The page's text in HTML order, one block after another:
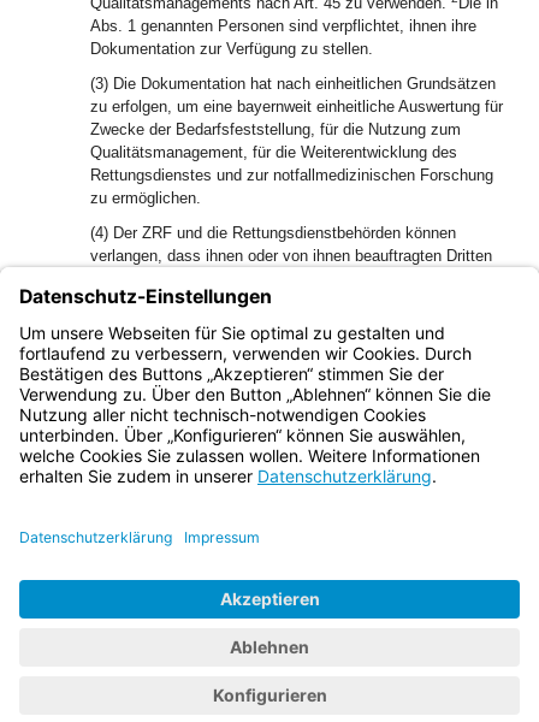
Abs. 1 genannten Personen sind verpflichtet, ihnen ihre
Dokumentation zur Verfügung zu stellen.
(3) Die Dokumentation hat nach einheitlichen Grundsätzen
zu erfolgen, um eine bayernweit einheitliche Auswertung für
Zwecke der Bedarfsfeststellung, für die Nutzung zum
Qualitätsmanagement, für die Weiterentwicklung des
Rettungsdienstes und zur notfallmedizinischen Forschung
zu ermöglichen.
(4) Der ZRF und die Rettungsdienstbehörden können
verlangen, dass ihnen oder von ihnen beauftragten Dritten
Auswertung zur Verfügung gestellt werden, soweit dies für
ihre Aufgabenerledigung erforderlich ist.
(5) Die Abs. 1 bis 4 gelten nicht für Patientenrückholung.
Bayern.de
BayernPortal
Impressum